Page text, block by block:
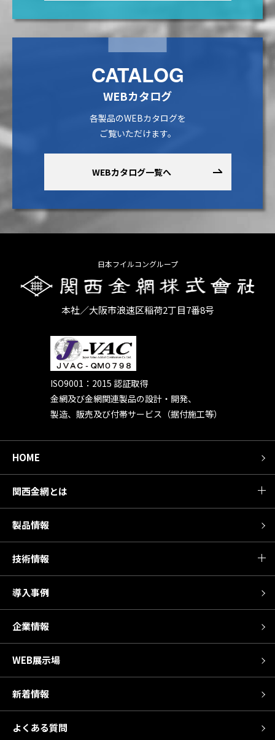
CATALOG
WEBカタログ
各製品のWEBカタログを
ご覧いただけます。
WEBカタログ一覧へ
日本フイルコングループ
本社／大阪市浪速区稲荷2丁目7番8号
ISO9001：2015 認証取得
金網及び金網関連製品の設計・開発、
製造、販売及び付帯サービス（据付施工等）
HOME
関西金網とは
製品情報
技術情報
導入事例
企業情報
WEB展示場
新着情報
よくある質問